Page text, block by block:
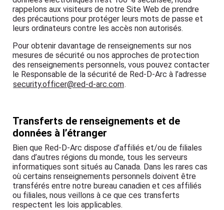
rappelons aux visiteurs de notre Site Web de prendre
des précautions pour protéger leurs mots de passe et
leurs ordinateurs contre les accès non autorisés.
Pour obtenir davantage de renseignements sur nos
mesures de sécurité ou nos approches de protection
des renseignements personnels, vous pouvez contacter
le Responsable de la sécurité de Red-D-Arc à l’adresse
security.officer@red-d-arc.com.
Transferts de renseignements et de
données à l’étranger
Bien que Red-D-Arc dispose d’affiliés et/ou de filiales
dans d’autres régions du monde, tous les serveurs
informatiques sont situés au Canada. Dans les rares cas
où certains renseignements personnels doivent être
transférés entre notre bureau canadien et ces affiliés
ou filiales, nous veillons à ce que ces transferts
respectent les lois applicables.